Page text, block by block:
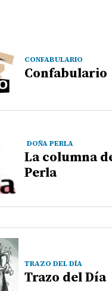
CONFABULARIO
Confabulario
DOÑA PERLA
La columna
Perla
TRAZO DEL DÍA
Trazo del Día